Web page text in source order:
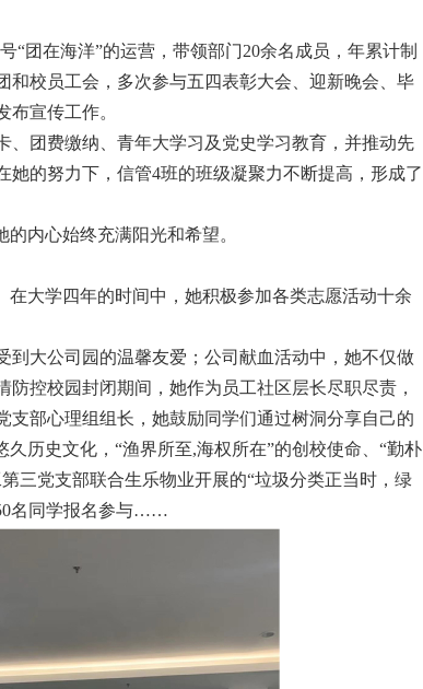
“团在海洋”的运营，带领部门20余名成员，年累计制
校员工会，多次参与五四表彰大会、迎新晚会、毕
宣传工作。
、团费缴纳、青年大学习及党史学习教育，并推动先
她的努力下，信管4班的班级凝聚力不断提高，形成了
内心始终充满阳光和希望。
在大学四年的时间中，她积极参加各类志愿活动十余
大公司园的温馨友爱；公司献血活动中，她不仅做
控校园封闭期间，她作为员工社区层长尽职尽责，
部心理组组长，她鼓励同学们通过树洞分享自己的
久历史文化，“渔界所至,海权所在”的创校使命、“勤朴
三党支部联合生乐物业开展的“垃圾分类正当时，绿
名同学报名参与……